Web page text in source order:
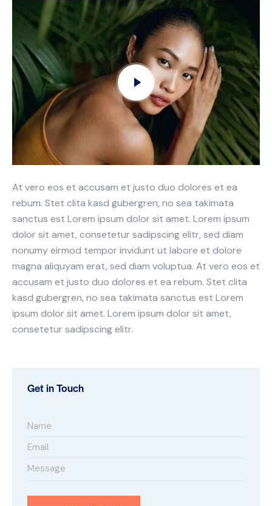
At vero eos et accusam et justo duo dolores et ea
rebum. Stet clita kasd gubergren, no sea takimata
sanctus est Lorem ipsum dolor sit amet. Lorem ipsum
dolor sit amet, consetetur sadipscing elitr, sed diam
nonumy eirmod tempor invidunt ut labore et dolore
magna aliquyam erat, sed diam voluptua. At vero eos et
accusam et justo duo dolores et ea rebum. Stet clita
kasd gubergren, no sea takimata sanctus est Lorem
ipsum dolor sit amet. Lorem ipsum dolor sit amet,
consetetur sadipscing elitr.
Get in Touch